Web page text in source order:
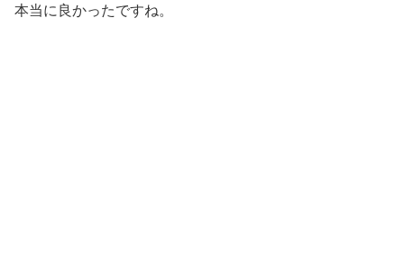
本当に良かったですね。